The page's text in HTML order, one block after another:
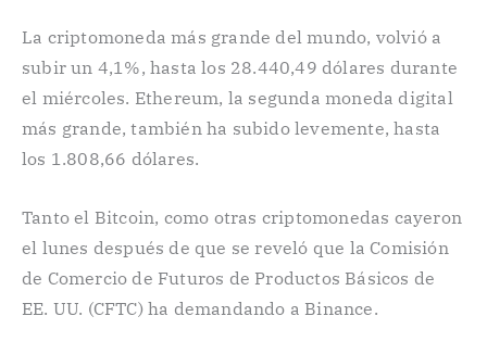
La criptomoneda más grande del mundo, volvió a
subir un 4,1%, hasta los 28.440,49 dólares durante
el miércoles. Ethereum, la segunda moneda digital
más grande, también ha subido levemente, hasta
los 1.808,66 dólares.
Tanto el Bitcoin, como otras criptomonedas cayeron
el lunes después de que se reveló que la Comisión
de Comercio de Futuros de Productos Básicos de
EE. UU. (CFTC) ha demandando a Binance.